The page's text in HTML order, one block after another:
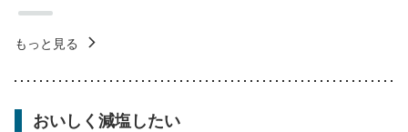
もっと見る
おいしく減塩したい